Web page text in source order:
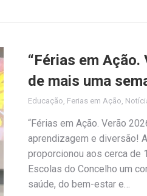
“Férias em
de mais uma
Educação, Ferias em Ação,
“Férias em Ação. Verão
aprendizagem e diversão!
proporcionou aos cerca de
Escolas do Concelho um
saúde, do bem-estar e…